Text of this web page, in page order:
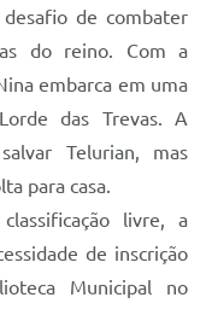
de combater
do reino. Com a
embarca em uma
das Trevas. A
Telurian, mas
para casa.
livre, a
de inscrição
Municipal no